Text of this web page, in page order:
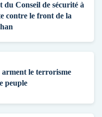
du Conseil de sécurité à
contre le front de la
le terrorisme
peuple